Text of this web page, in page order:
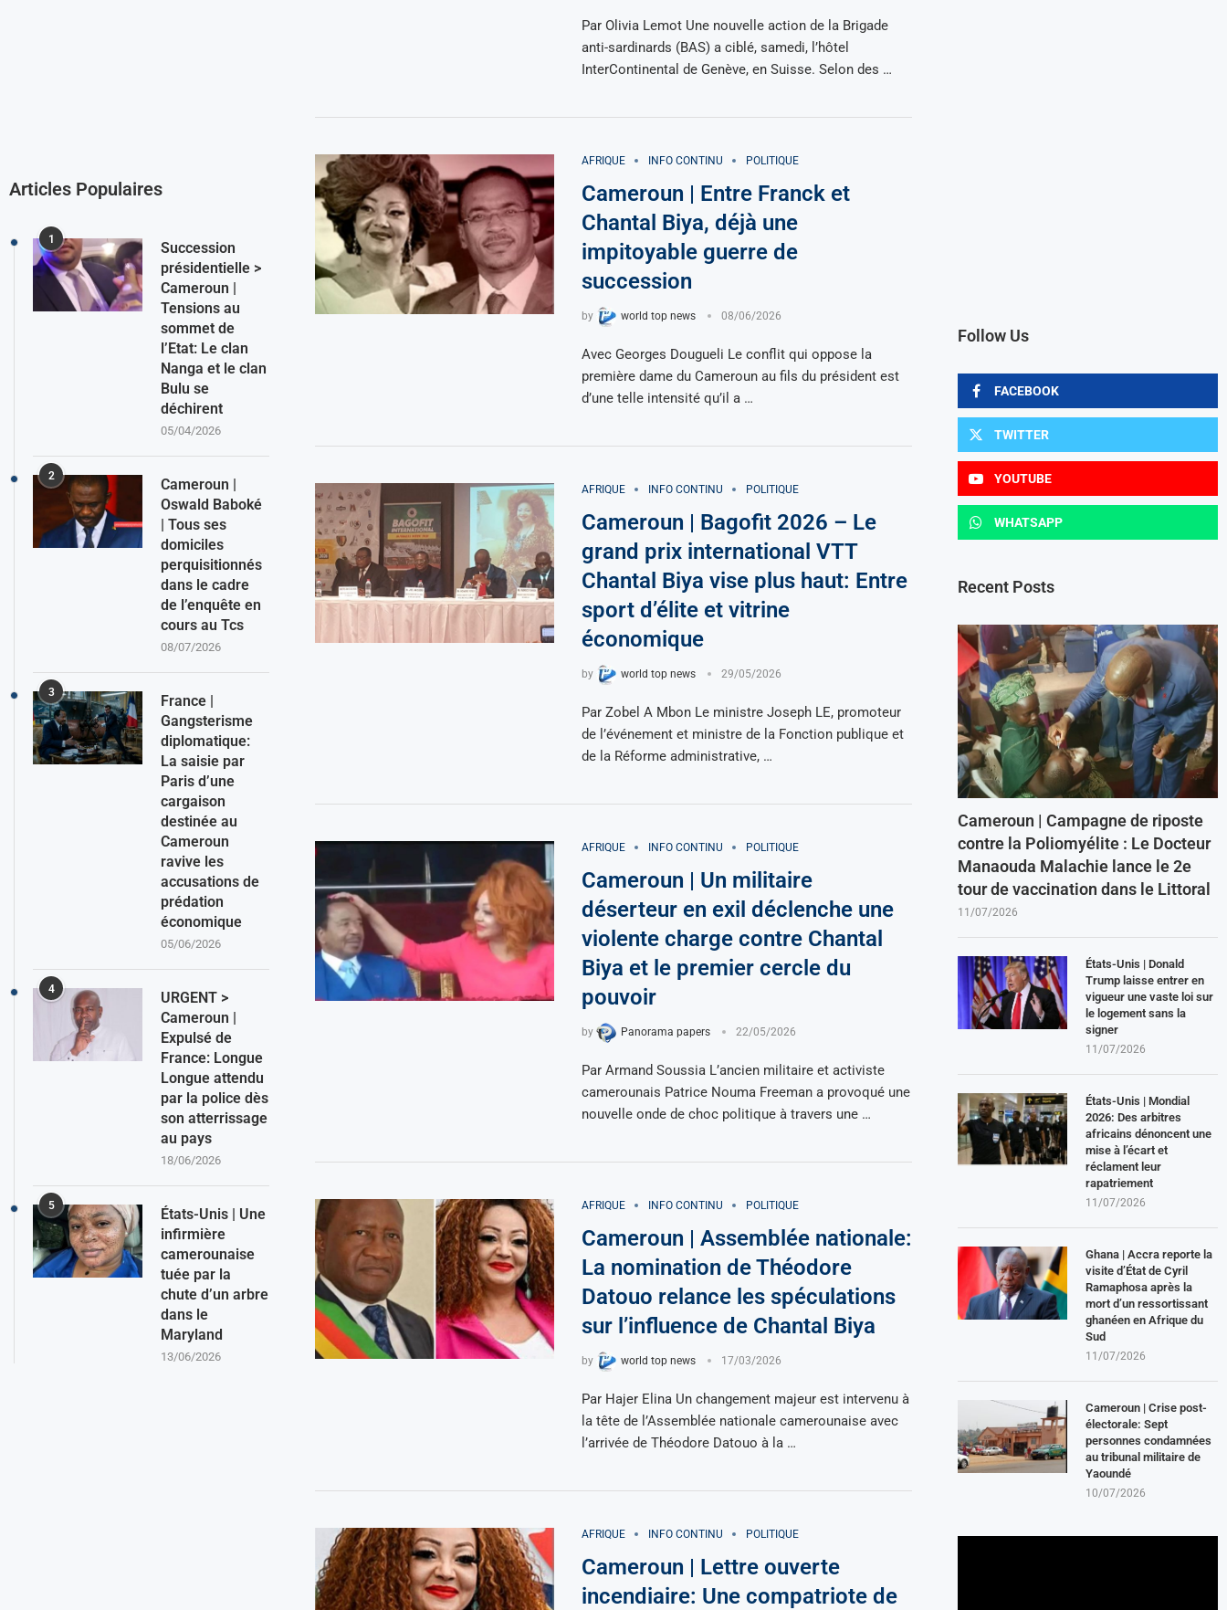
Par Olivia Lemot Une nouvelle action de la Brigade
anti-sardinards (BAS) a ciblé, samedi, l’hôtel
InterContinental de Genève, en Suisse. Selon des …
AFRIQUE INFO CONTINU POLITIQUE
Cameroun | Entre Franck et
Chantal Biya, déjà une
impitoyable guerre de
succession
by world top news 08/06/2026
Avec Georges Dougueli Le conflit qui oppose la
première dame du Cameroun au fils du président est
d’une telle intensité qu’il a …
AFRIQUE INFO CONTINU POLITIQUE
Cameroun | Bagofit 2026 – Le
grand prix international VTT
Chantal Biya vise plus haut: Entre
sport d’élite et vitrine
économique
by world top news 29/05/2026
Par Zobel A Mbon Le ministre Joseph LE, promoteur
de l’événement et ministre de la Fonction publique et
de la Réforme administrative, …
AFRIQUE INFO CONTINU POLITIQUE
Cameroun | Un militaire
déserteur en exil déclenche une
violente charge contre Chantal
Biya et le premier cercle du
pouvoir
by Panorama papers 22/05/2026
Par Armand Soussia L’ancien militaire et activiste
camerounais Patrice Nouma Freeman a provoqué une
nouvelle onde de choc politique à travers une …
AFRIQUE INFO CONTINU POLITIQUE
Cameroun | Assemblée nationale:
La nomination de Théodore
Datouo relance les spéculations
sur l’influence de Chantal Biya
by world top news 17/03/2026
Par Hajer Elina Un changement majeur est intervenu à
la tête de l’Assemblée nationale camerounaise avec
l’arrivée de Théodore Datouo à la …
AFRIQUE INFO CONTINU POLITIQUE
Cameroun | Lettre ouverte
incendiaire: Une compatriote de
Follow Us
FACEBOOK
TWITTER
YOUTUBE
WHATSAPP
Recent Posts
Cameroun | Campagne de riposte
contre la Poliomyélite : Le Docteur
Manaouda Malachie lance le 2e
tour de vaccination dans le Littoral
11/07/2026
États-Unis | Donald
Trump laisse entrer en
vigueur une vaste loi sur
le logement sans la
signer
11/07/2026
États-Unis | Mondial
2026: Des arbitres
africains dénoncent une
mise à l’écart et
réclament leur
rapatriement
11/07/2026
Ghana | Accra reporte la
visite d’État de Cyril
Ramaphosa après la
mort d’un ressortissant
ghanéen en Afrique du
Sud
11/07/2026
Cameroun | Crise post-
électorale: Sept
personnes condamnées
au tribunal militaire de
Yaoundé
10/07/2026
Articles Populaires
1
Succession
présidentielle >
Cameroun |
Tensions au
sommet de
l’Etat: Le clan
Nanga et le clan
Bulu se
déchirent
05/04/2026
2
Cameroun |
Oswald Baboké
| Tous ses
domiciles
perquisitionnés
dans le cadre
de l’enquête en
cours au Tcs
08/07/2026
3
France |
Gangsterisme
diplomatique:
La saisie par
Paris d’une
cargaison
destinée au
Cameroun
ravive les
accusations de
prédation
économique
05/06/2026
4
URGENT >
Cameroun |
Expulsé de
France: Longue
Longue attendu
par la police dès
son atterrissage
au pays
18/06/2026
5
États-Unis | Une
infirmière
camerounaise
tuée par la
chute d’un arbre
dans le
Maryland
13/06/2026